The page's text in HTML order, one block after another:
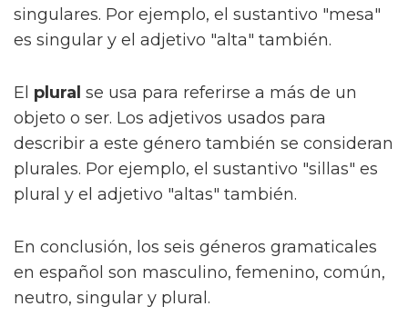
singulares. Por ejemplo, el sustantivo "mesa"
es singular y el adjetivo "alta" también.
El plural se usa para referirse a más de un
objeto o ser. Los adjetivos usados para
describir a este género también se consideran
plurales. Por ejemplo, el sustantivo "sillas" es
plural y el adjetivo "altas" también.
En conclusión, los seis géneros gramaticales
en español son masculino, femenino, común,
neutro, singular y plural.